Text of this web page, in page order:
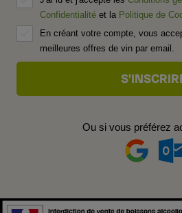
Confidentialité et la Politique de
En créant votre compte, vous
meilleures offres de vin par email.
Ou si vous préférez